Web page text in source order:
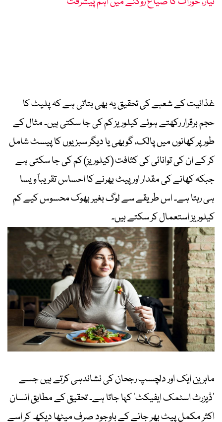
غذائیت کے شعبے کی تحقیق یہ بھی بتاتی ہے کہ پلیٹ کا
حجم برقرار رکھتے ہوئے کیلوریز کم کی جا سکتی ہیں۔ مثال کے
طور پر کھانوں میں پالک، گوبھی یا دیگر سبزیوں کا پیسٹ شامل
کر کے ان کی توانائی کی کثافت (کیلوریز) کم کی جا سکتی ہے
جبکہ کھانے کی مقدار اور پیٹ بھرنے کا احساس تقریباً ویسا
ہی رہتا ہے۔ اس طریقے سے لوگ بغیر بھوک محسوس کیے کم
کیلوریز استعمال کر سکتے ہیں۔
ماہرین ایک اور دلچسپ رجحان کی نشاندہی کرتے ہیں جسے
’ڈیزرٹ اسٹمک ایفیکٹ‘ کہا جاتا ہے۔ تحقیق کے مطابق انسان
اکثر مکمل پیٹ بھر جانے کے باوجود صرف میٹھا دیکھ کر اسے